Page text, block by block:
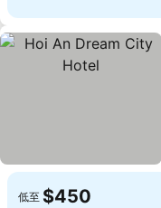
低至 $450